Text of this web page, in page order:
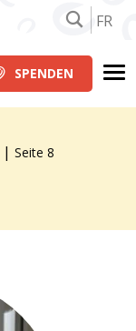
FR
SPENDEN
| Seite 8